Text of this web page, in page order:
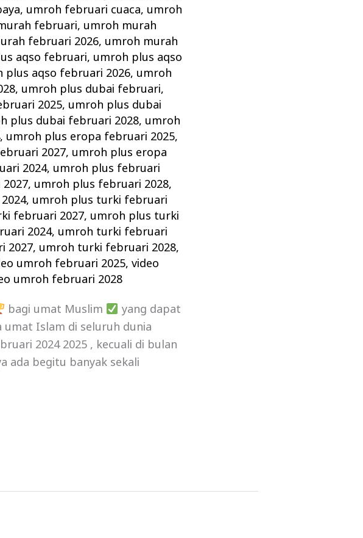
, umroh februari cuaca, umroh
februari, umroh murah
februari 2026, umroh murah
aqso februari, umroh plus aqso
plus aqso februari 2026, umroh
, umroh plus dubai februari,
2025, umroh plus dubai
plus dubai februari 2028, umroh
, umroh plus eropa februari 2025,
2027, umroh plus eropa
2024, umroh plus februari
, umroh plus februari 2028,
, umroh plus turki februari
februari 2027, umroh plus turki
2024, umroh turki februari
2027, umroh turki februari 2028,
umroh februari 2025,video
umroh februari 2028
bagi umat Muslim
yang dapat
Islam di seluruh dunia
2024 2025 , kecuali di bulan
ada begitu banyak sekali